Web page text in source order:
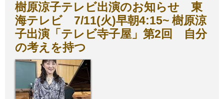
樹原涼子テレビ出演のお知らせ 東
海テレビ 7/11(火)早朝4:15~ 樹原涼
子出演「テレビ寺子屋」第2回 自分
の考えを持つ